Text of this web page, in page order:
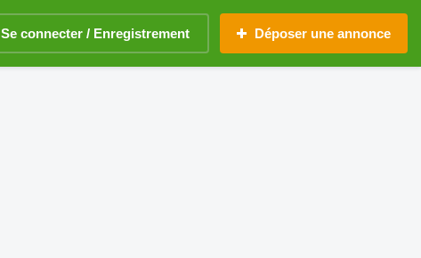
Se connecter / Enregistrement Déposer une annonce